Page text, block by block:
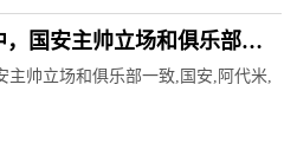
国安主帅立场和俱乐部一
主帅立场和俱乐部一致,国安,阿代米,